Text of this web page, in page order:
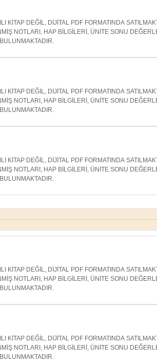
KİTAP DEĞİL, DİJİTAL PDF FORMATINDA
NOTLARI, HAP BİLGİLERİ, ÜNİTE SONU
KİTAP DEĞİL, DİJİTAL PDF FORMATINDA
NOTLARI, HAP BİLGİLERİ, ÜNİTE SONU
KİTAP DEĞİL, DİJİTAL PDF FORMATINDA
NOTLARI, HAP BİLGİLERİ, ÜNİTE SONU
KİTAP DEĞİL, DİJİTAL PDF FORMATINDA
NOTLARI, HAP BİLGİLERİ, ÜNİTE SONU
KİTAP DEĞİL, DİJİTAL PDF FORMATINDA
NOTLARI, HAP BİLGİLERİ, ÜNİTE SONU